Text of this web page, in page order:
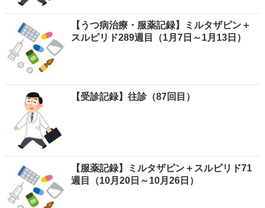
【うつ病治療・服薬記録】ミルタザピン＋
スルピリド289週目（1月7日～1月13日）
【受診記録】往診（87回目）
【服薬記録】ミルタザピン＋スルピリド71
週目（10月20日～10月26日）